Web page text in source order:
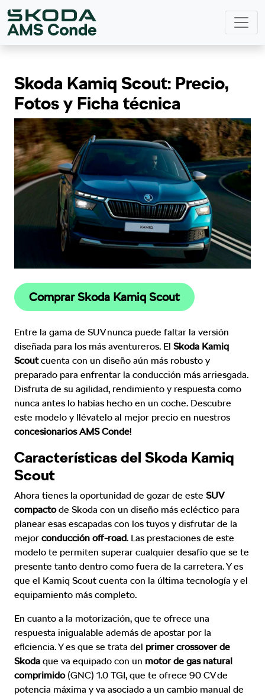
Skoda Kamiq Scout: Precio,
Fotos y Ficha técnica
Comprar Skoda Kamiq Scout
Entre la gama de SUV nunca puede faltar la versión
diseñada para los más aventureros. El Skoda Kamiq
Scoutcuenta con un diseño aún más robusto y
preparado para enfrentar la conducción más arriesgada.
Disfruta de su agilidad, rendimiento y respuesta como
nunca antes lo habías hecho en un coche. Descubre
este modelo y llévatelo al mejor precio en nuestros
concesionarios AMS Conde!
Características del Skoda Kamiq
Scout
Ahora tienes la oportunidad de gozar de este SUV
compactode Skoda con un diseño más ecléctico para
planear esas escapadas con los tuyos y disfrutar de la
mejor conducción off-road. Las prestaciones de este
modelo te permiten superar cualquier desafío que se te
presente tanto dentro como fuera de la carretera. Y es
que el Kamiq Scout cuenta con la última tecnología y el
equipamiento más completo.
En cuanto a la motorización, que te ofrece una
respuesta inigualable además de apostar por la
eficiencia. Y es que se trata del primer crossover de
Skoda que va equipado con un motor de gas natural
comprimido(GNC) 1.0 TGI, que te ofrece 90 CV de
potencia máxima y va asociado a un cambio manual de